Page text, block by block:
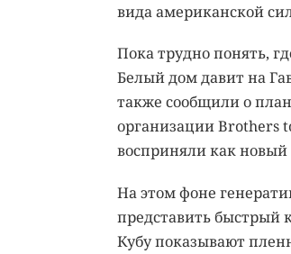
вида американской
Пока трудно понять,
Белый дом давит на
также сообщили о
организации Brothers
восприняли как
На этом фоне
представить быстрый
Кубу показывают